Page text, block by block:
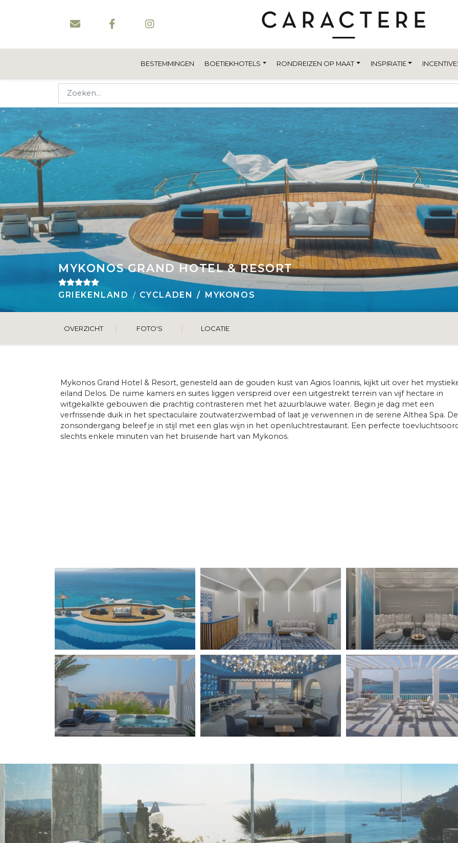
BESTEMMINGEN BOETIEKHOTELS RONDREIZEN OP MAAT INSPIRATIE
MYKONOS GRAND HOTEL & RESORT
GRIEKENLAND CYCLADEN MYKONOS
OVERZICHT FOTO'S LOCATIE
Mykonos Grand Hotel & Resort, genesteld aan de gouden kust van Agios Ioannis, kijkt uit over het
eiland Delos. De ruime kamers en suites liggen verspreid over een uitgestrekt terrein van vijf hectare in
witgekalkte gebouwen die prachtig contrasteren met het azuurblauwe water. Begin je dag met een
verfrissende duik in het spectaculaire zoutwaterzwembad of laat je verwennen in de serene Althea Spa. De
zonsondergang beleef je in stijl met een glas wijn in het openluchtrestaurant. Een perfecte
slechts enkele minuten van het bruisende hart van Mykonos.